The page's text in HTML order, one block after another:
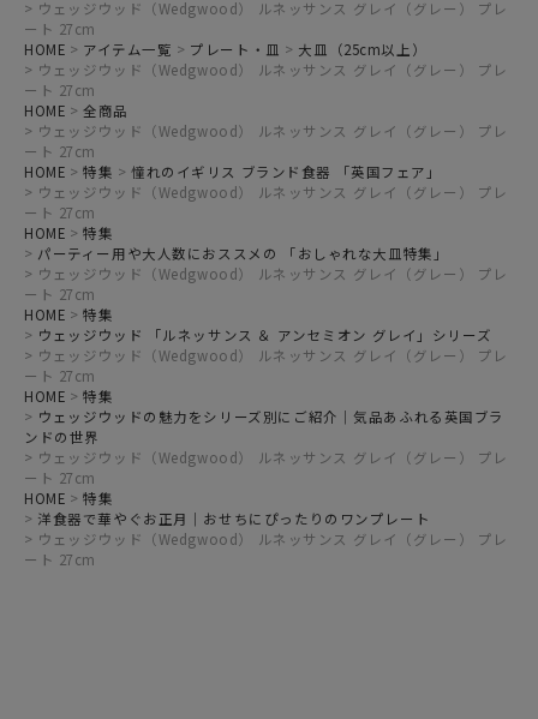
ウェッジウッド（Wedgwood） ルネッサンス グレイ（グレー） プレ
ート 27cm
HOME
アイテム一覧 プレート・皿
大皿（25cm以上）
ウェッジウッド（Wedgwood） ルネッサンス グレイ（グレー） プレ
ート 27cm
HOME
全商品
ウェッジウッド（Wedgwood） ルネッサンス グレイ（グレー） プレ
ート 27cm
HOME
特集
憧れのイギリス ブランド食器 「英国フェア」
ウェッジウッド（Wedgwood） ルネッサンス グレイ（グレー） プレ
ート 27cm
HOME
特集
パーティー用や大人数におススメの 「おしゃれな大皿特集」
ウェッジウッド（Wedgwood） ルネッサンス グレイ（グレー） プレ
ート 27cm
HOME
特集
ウェッジウッド 「ルネッサンス ＆ アンセミオン グレイ」シリーズ
ウェッジウッド（Wedgwood） ルネッサンス グレイ（グレー） プレ
ート 27cm
HOME
特集
ウェッジウッドの魅力をシリーズ別にご紹介｜気品あふれる英国ブラ
ンドの世界
ウェッジウッド（Wedgwood） ルネッサンス グレイ（グレー） プレ
ート 27cm
HOME
特集
洋食器で華やぐお正月｜おせちにぴったりのワンプレート
ウェッジウッド（Wedgwood） ルネッサンス グレイ（グレー） プレ
ート 27cm